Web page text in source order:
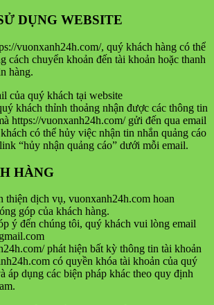
DỤNG WEBSITE
vuonxanh24h.com/, quý khách hàng có thể
cách chuyển khoản đến tài khoản hoặc thanh
hàng.
của quý khách tại website
khách thỉnh thoảng nhận được các thông tin
https://vuonxanh24h.com/ gửi đến qua email
có thể hủy việc nhận tin nhắn quảng cáo
“hủy nhận quảng cáo” dưới mỗi email.
HÀNG
thiện dịch vụ, vuonxanh24h.com hoan
góp của khách hàng.
ý đến chúng tôi, quý khách vui lòng email
phát hiện bất kỳ thông tin tài khoản
có quyền khóa tài khoản của quý
áp dụng các biện pháp khác theo quy định